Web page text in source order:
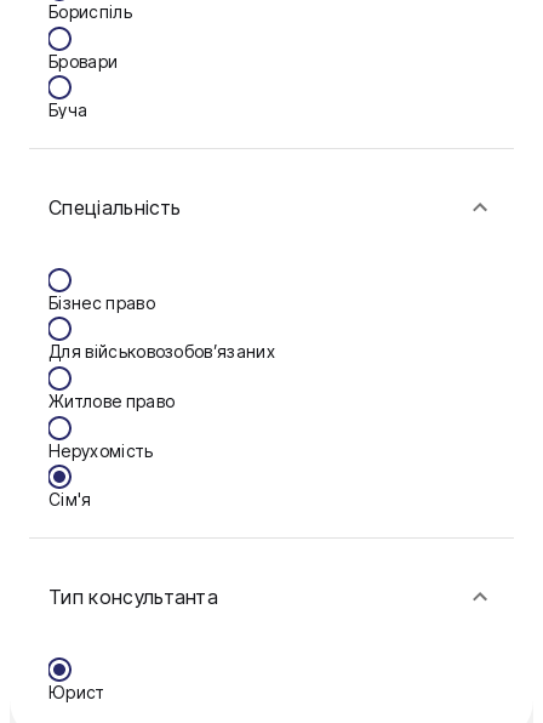
Бориспіль
Бровари
Буча
Васильків
Запоріжжя
Калуш
Кам'янське
Краматорськ
Кременчук
Луцьк
Нікополь
Спеціальність
Бізнес право
Для військовозобов’язаних
Житлове право
Нерухомість
Сім'я
Тип консультанта
Юрист